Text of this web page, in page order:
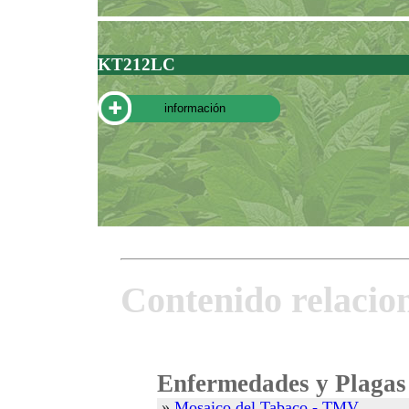
KT212LC
información
Contenido
Enfermedades y Plagas